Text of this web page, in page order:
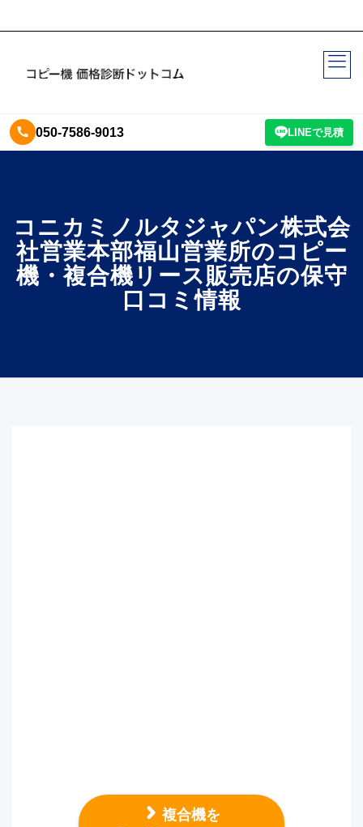
050-7586-9013 LINEで見積
コニカミノルタジャパン株式会
社営業本部福山営業所のコピー
機・複合機リース販売店の保守
口コミ情報
複合機を